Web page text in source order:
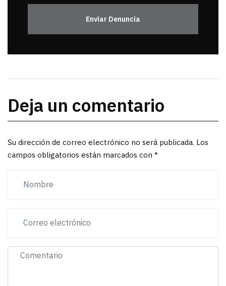
Enviar Denuncia
Deja un comentario
Su dirección de correo electrónico no será publicada. Los
campos obligatorios están marcados con *